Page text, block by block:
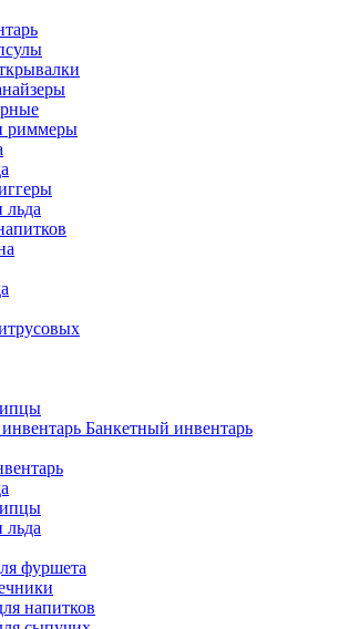
риммеры
льда
Банкетный инвентарь
льда
фуршета
напитков